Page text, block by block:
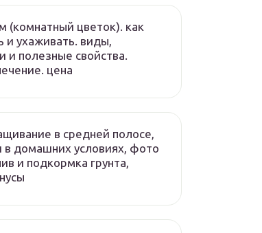
(комнатный цветок). как
и ухаживать. виды,
и полезные свойства.
цена
в средней полосе,
в домашних условиях, фото
и подкормка грунта,